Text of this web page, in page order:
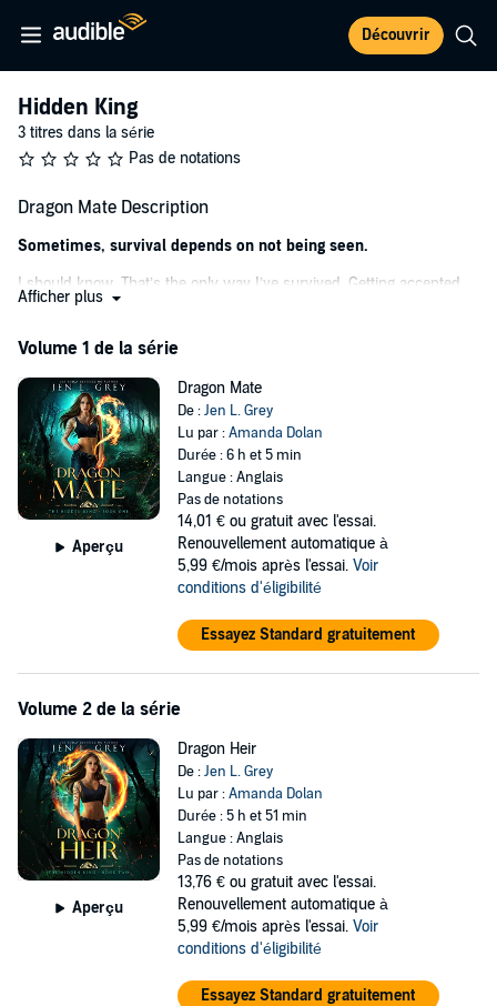
Découvrir
Hidden King
3 titres dans la série
Pas de notations
Dragon Mate Description
Sometimes, survival depends on not being seen.
I should know. That’s the only way I’ve survived. Getting accepted
into a prestigious university was my chance at freedom; to escape
Until I see Egan.
He’s sexy, mysterious, and has muscles in all the right places. He
invokes feelings I don’t want or understand.
The more he shows up, the harder of a time I have remembering
why staying away from him was a good idea. But he brings deep,
dark secrets that alter my entire world.
Monsters exist. Witches cast spells. And animals may be human
I either embrace fate and enter a strange new world full of risks like
Maybe I'm destined for heartache because sometimes, love isn't
If you can't get enough of books by Patricia Briggs, Ilona Andrews,
K.F. Breene, Kelly St. Claire, Shannon Mayer, Leia Stone, and Jaymin
Eve, then you'll love this paranormal romance.
Scroll up and buy Dragon Mate today.
©2021 Grey Valor Publishing, Inc (P)2021 Grey Valor Publishing, Inc
Afficher plus
Volume 1 de la série
Aperçu
Dragon Mate
De :Jen L. Grey
Lu par :Amanda Dolan
Durée : 6 h et 5 min
Langue : Anglais
Pas de notations
14,01 € ou gratuit avec l'essai.
Renouvellement automatique à
5,99 €/mois après l'essai. Voir
conditions d'éligibilité
Essayez Standard gratuitement
Volume 2 de la série
Aperçu
Dragon Heir
De :Jen L. Grey
Lu par :Amanda Dolan
Durée : 5 h et 51 min
Langue : Anglais
Pas de notations
13,76 € ou gratuit avec l'essai.
Renouvellement automatique à
5,99 €/mois après l'essai. Voir
conditions d'éligibilité
Essayez Standard gratuitement